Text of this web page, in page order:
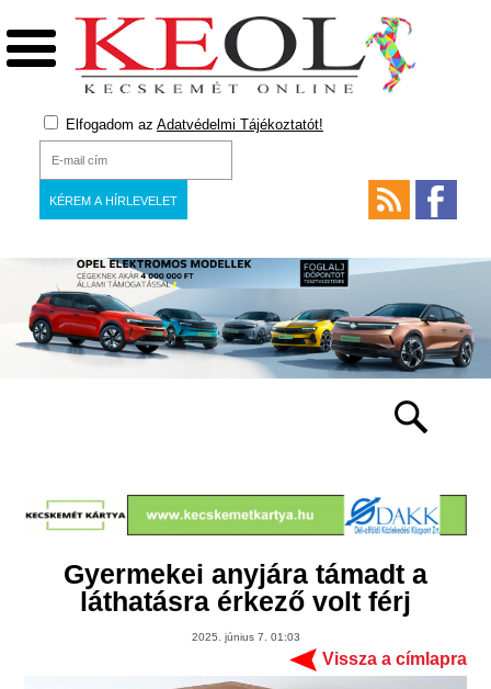
Elfogadom az Adatvédelmi Tájékoztatót!
Gyermekei anyjára támadt a
láthatásra érkező volt férj
2025. június 7. 01:03
Vissza a címlapra